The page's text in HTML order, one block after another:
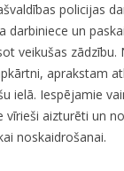
policijas
darbiniece un
veikušas zādzību.
aprakstam
ielā. Iespējamie
vīrieši aizturēti un
noskaidrošanai.